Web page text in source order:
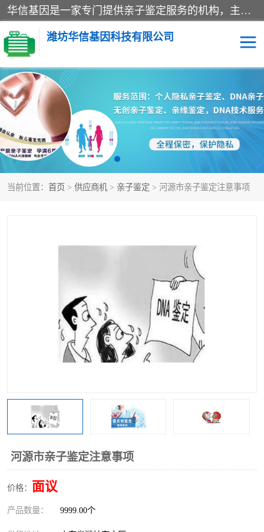
华信基因是一家专门提供亲子鉴定服务的机构，主要业务：济南亲子鉴定、临沂亲子鉴定、菏泽亲子鉴定、淄博亲子鉴定、青岛亲子鉴定、日照亲子鉴定、临朐亲子鉴定、寿光亲子鉴定等，联合广州、上海、北京、深圳、杭州、武汉、成都、合肥、贵阳、沈阳等地区有法医物证鉴定机构及基因检测公司，为国内外客户提供便捷的DNA鉴定服务。
潍坊华信基因科技有限公司
当前位置： 首页 > 供应商机 > 亲子鉴定 > 河源市亲子鉴定注意事项
河源市亲子鉴定注意事项
价格： 面议
产品数量： 9999.00个
亲子鉴定 DNA亲子鉴定
隐私亲子鉴定 无创亲子鉴定
孕期亲子鉴定